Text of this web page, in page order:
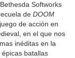
Softworks
deDOOM
de acción en
en el que nos
inéditas en la
batallas